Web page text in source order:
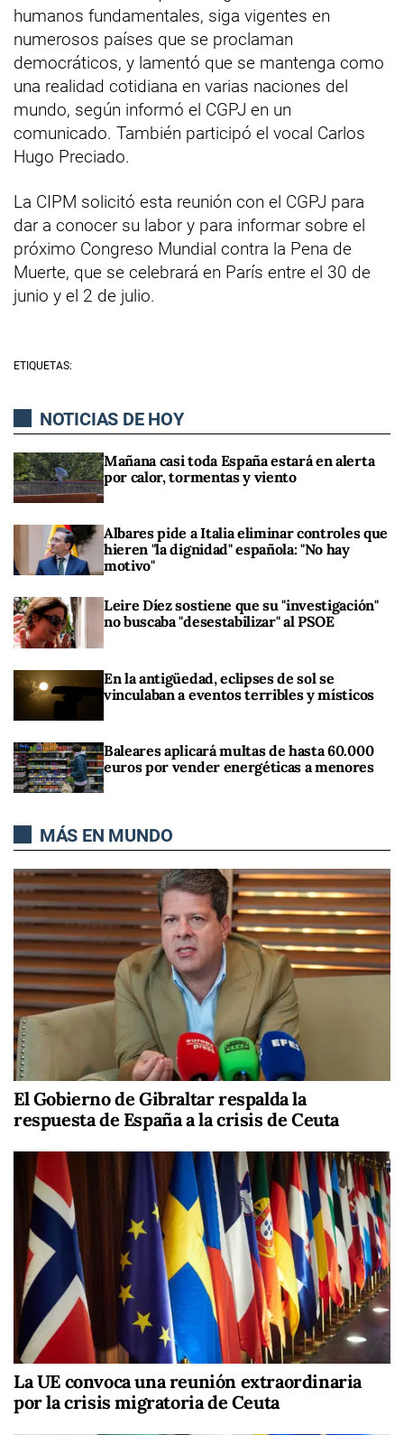
humanos fundamentales, siga vigentes en
numerosos países que se proclaman
democráticos, y lamentó que se mantenga como
una realidad cotidiana en varias naciones del
mundo, según informó el CGPJ en un
comunicado. También participó el vocal Carlos
Hugo Preciado.
La CIPM solicitó esta reunión con el CGPJ para
dar a conocer su labor y para informar sobre el
próximo Congreso Mundial contra la Pena de
Muerte, que se celebrará en París entre el 30 de
junio y el 2 de julio.
ETIQUETAS:
NOTICIAS DE HOY
Mañana casi toda España estará en alerta
por calor, tormentas y viento
Albares pide a Italia eliminar controles que
hieren "la dignidad" española: "No hay
motivo"
Leire Díez sostiene que su "investigación"
no buscaba "desestabilizar" al PSOE
En la antigüedad, eclipses de sol se
vinculaban a eventos terribles y místicos
Baleares aplicará multas de hasta 60.000
euros por vender energéticas a menores
MÁS EN MUNDO
El Gobierno de Gibraltar respalda la
respuesta de España a la crisis de Ceuta
La UE convoca una reunión extraordinaria
por la crisis migratoria de Ceuta